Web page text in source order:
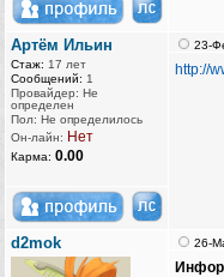
Артём Ильин
Стаж: 17 лет
Сообщений: 1
Провайдер: Не
определен
Пол: Не определилось
Он-лайн: Нет
Карма: 0.00
23-
http://
d2mok 26-